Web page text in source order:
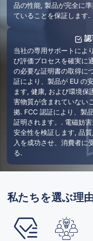
品の性能, 製品が完全に
ていることを保証します.
認
当社の専用サポートによ
び評価プロセスを確実に
の必要な証明書の取得に
証により、製品が EU の
ます, 健康, および環境保
害物質が含まれていない
拠. FCC 認証により、製
証明されます。. 電磁妨
安全性を検証します, 品
入を成功させ、消費者に
る.
私たちを選ぶ理